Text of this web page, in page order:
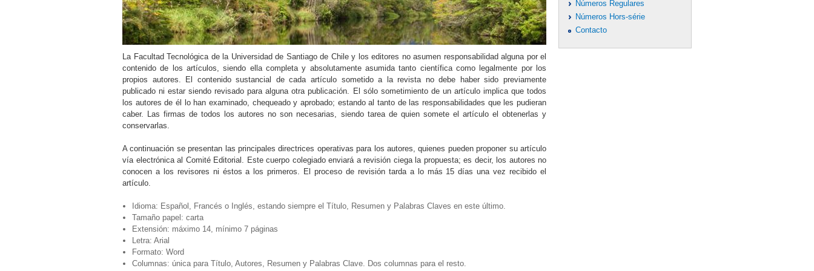
La Facultad Tecnológica de la Universidad de Santiago de Chile y los editores no asumen responsabilidad alguna por el
contenido de los artículos, siendo ella completa y absolutamente asumida tanto científica como legalmente por los
propios autores. El contenido sustancial de cada artículo sometido a la revista no debe haber sido previamente
publicado ni estar siendo revisado para alguna otra publicación. El sólo sometimiento de un artículo implica que todos
los autores de él lo han examinado, chequeado y aprobado; estando al tanto de las responsabilidades que les pudieran
caber. Las firmas de todos los autores no son necesarias, siendo tarea de quien somete el artículo el obtenerlas y
conservarlas.
A continuación se presentan las principales directrices operativas para los autores, quienes pueden proponer su artículo
vía electrónica al Comité Editorial. Este cuerpo colegiado enviará a revisión ciega la propuesta; es decir, los autores no
conocen a los revisores ni éstos a los primeros. El proceso de revisión tarda a lo más 15 días una vez recibido el
artículo.
Idioma: Español, Francés o Inglés, estando siempre el Título, Resumen y Palabras Claves en este último.
Tamaño papel: carta
Extensión: máximo 14, mínimo 7 páginas
Letra: Arial
Formato: Word
Columnas: única para Título, Autores, Resumen y Palabras Clave. Dos columnas para el resto.
Números Regulares
Números Hors-série
Contacto